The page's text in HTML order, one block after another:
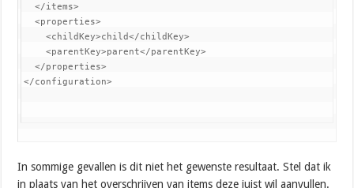
  </items>
  <properties>
    <childKey>child</childKey>
    <parentKey>parent</parentKey>
  </properties>
</configuration>
In sommige gevallen is dit niet het gewenste resultaat. Stel dat ik
in plaats van het overschrijven van items deze juist wil aanvullen.